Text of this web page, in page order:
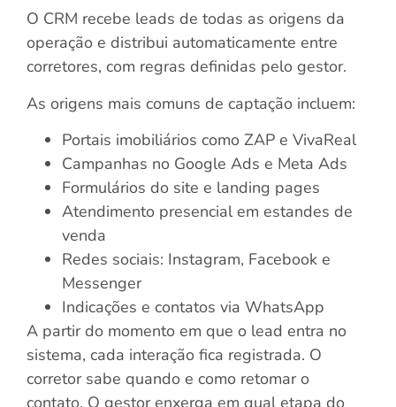
O CRM recebe leads de todas as origens da
operação e distribui automaticamente entre
corretores, com regras definidas pelo gestor.
As origens mais comuns de captação incluem:
Portais imobiliários como ZAP e VivaReal
Campanhas no Google Ads e Meta Ads
Formulários do site e landing pages
Atendimento presencial em estandes de
venda
Redes sociais: Instagram, Facebook e
Messenger
Indicações e contatos via WhatsApp
A partir do momento em que o lead entra no
sistema, cada interação fica registrada. O
corretor sabe quando e como retomar o
contato. O gestor enxerga em qual etapa do